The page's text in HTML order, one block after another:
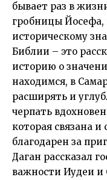
бывает раз в
гробницы Йосефа,
историческому
Библии – это
историю о
находимся, в
расширять и
черпать
которая связана
благодарен за
Даган рассказал
важности Иудеи и